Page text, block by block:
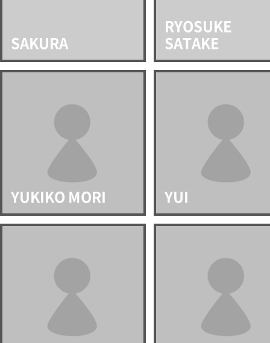
SAKURA
RYOSUKE
SATAKE
YUKIKO MORI YUI